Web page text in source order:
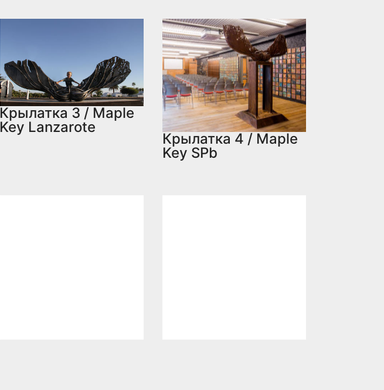
Крылатка 3 / Maple
Key Lanzarote
Крылатка 4 / Maple
Key SPb